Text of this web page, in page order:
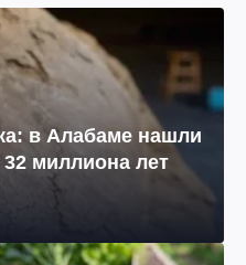
в Алабаме нашли
32 миллиона лет